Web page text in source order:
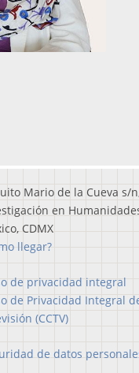
Mario de la Cueva s/
en
CDMX
llegar?
de privacidad integral
de Privacidad Integral
(CCTV)
de datos